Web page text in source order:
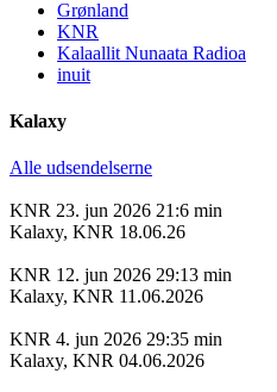
Grønland
KNR
Kalaallit Nunaata Radioa
inuit
Kalaxy
Alle udsendelserne
KNR 23. jun 2026 21:6 min
Kalaxy, KNR 18.06.26
KNR 12. jun 2026 29:13 min
Kalaxy, KNR 11.06.2026
KNR 4. jun 2026 29:35 min
Kalaxy, KNR 04.06.2026